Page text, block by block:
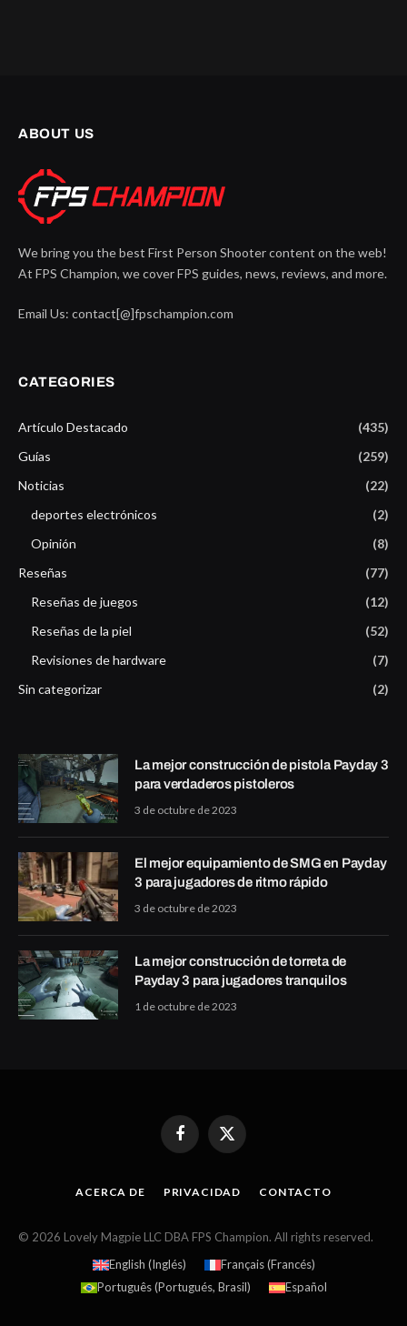
ABOUT US
We bring you the best First Person Shooter content on the web!
At FPS Champion, we cover FPS guides, news, reviews, and more.
Email Us: contact[@]fpschampion.com
CATEGORIES
Artículo Destacado
(435)
Guías
(259)
Noticias
(22)
deportes electrónicos
(2)
Opinión
(8)
Reseñas
(77)
Reseñas de juegos
(12)
Reseñas de la piel
(52)
Revisiones de hardware
(7)
Sin categorizar
(2)
La mejor construcción de pistola Payday 3
para verdaderos pistoleros
3 de octubre de 2023
El mejor equipamiento de SMG en Payday
3 para jugadores de ritmo rápido
3 de octubre de 2023
La mejor construcción de torreta de
Payday 3 para jugadores tranquilos
1 de octubre de 2023
FacebookX
(Twitter)
ACERCA DE PRIVACIDAD CONTACTO
© 2026 Lovely Magpie LLC DBA FPS Champion. All rights reserved.
English (Inglés) Français(Francés)
Português(Portugués, Brasil) Español